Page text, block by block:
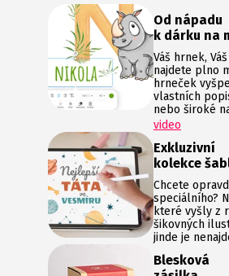
Od nápadu
k dárku na
Váš hrnek,
najdete plno
hrneček
vlastních
nebo široké
video
Exkluzivní
kolekce
Chcete
speciálního?
které vyšly z
šikovných
jinde je
Blesková